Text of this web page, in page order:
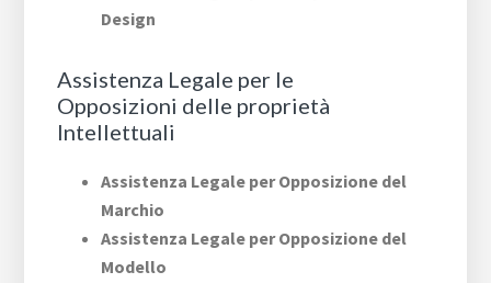
Design
Assistenza Legale per le
Opposizioni delle proprietà
Intellettuali
Assistenza Legale per Opposizione del
Marchio
Assistenza Legale per Opposizione del
Modello